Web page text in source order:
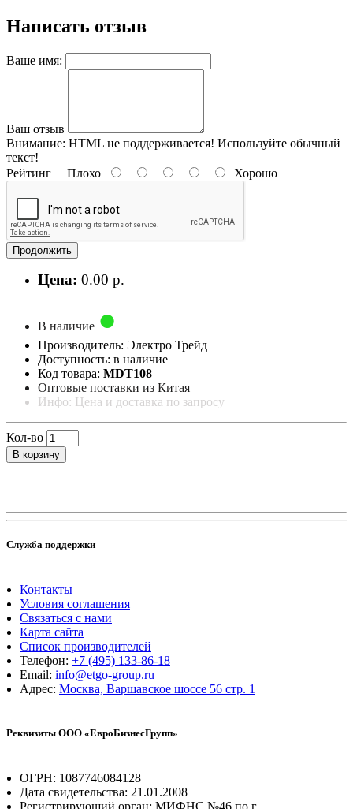
Написать отзыв
Ваше имя:
Ваш отзыв
Внимание: HTML не поддерживается! Используйте обычный
текст!
Рейтинг Плохо Хорошо
Продолжить
Цена: 0.00 р.
В наличие
Производитель: Электро Трейд
Доступность: в наличие
Код товара: MDT108
Оптовые поставки из Китая
Инфо: Цена и доставка по запросу
Кол-во
В корзину
Служба поддержки
Контакты
Условия соглашения
Связаться с нами
Карта сайта
Список производителей
Телефон: +7 (495) 133-86-18
Email: info@etgo-group.ru
Адрес: Москва, Варшавское шоссе 56 стр. 1
Реквизиты ООО «ЕвроБизнесГрупп»
ОГРН: 1087746084128
Дата свидетельства: 21.01.2008